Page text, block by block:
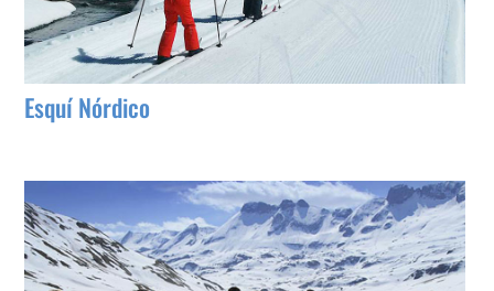
Esquí Nórdico